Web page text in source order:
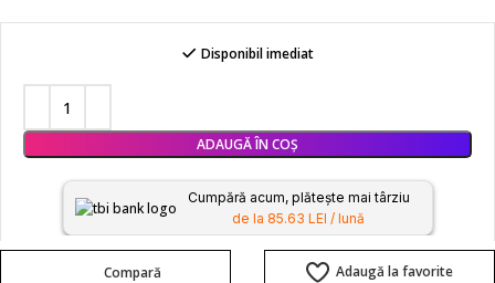
Disponibil imediat
ADAUGĂ ÎN COȘ
Cumpără acum, plătește mai târziu
de la 85.63 LEI / lună
Compară Adaugă la favorite